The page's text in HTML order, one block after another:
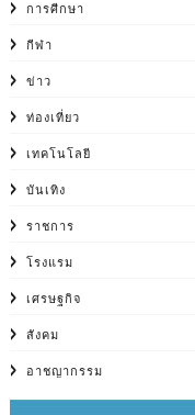
การศีกษา
กีฬา
ข่าว
ท่องเที่ยว
เทคโนโลยี
บันเทิง
ราชการ
โรงแรม
เศรษฐกิจ
สังคม
อาชญากรรม